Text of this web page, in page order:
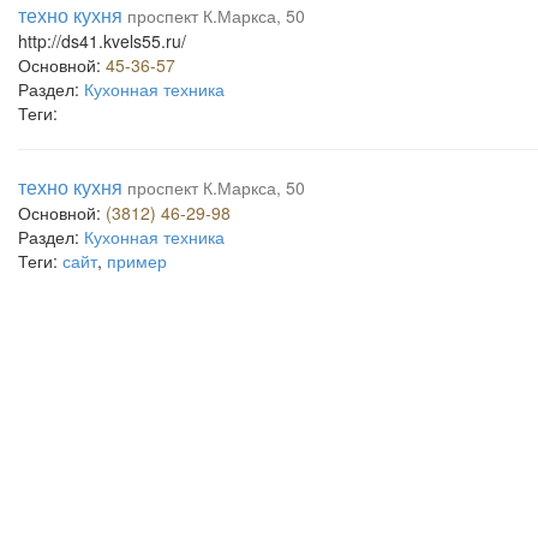
техно кухня проспект К.Маркса, 50
http://ds41.kvels55.ru/
Основной: 45-36-57
Раздел: Кухонная техника
Теги:
техно кухня проспект К.Маркса, 50
Основной: (3812) 46-29-98
Раздел: Кухонная техника
Теги: сайт, пример